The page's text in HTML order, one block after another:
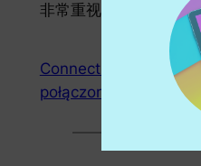
非常重视您的意见！
ConnectionMap
połączone mapy